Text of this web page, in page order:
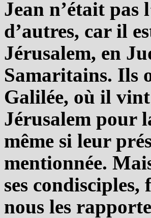
Jean n’était pas
d’autres, car il
Jérusalem, en
Samaritains. Ils
Galilée, où il vint
Jérusalem pour
même si leur
mentionnée.
ses condisciples,
nous les